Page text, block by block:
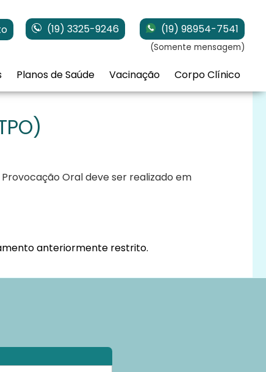
(19) 3325-9246 (19) 98954-7541
(Somente mensagem)
Planos de Saúde Vacinação Corpo Clínico
Oral deve ser realizado em
anteriormente restrito.